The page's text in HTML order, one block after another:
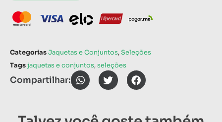
CategoriasJaquetas e Conjuntos,Seleções
Tagsjaquetas e conjuntos,seleções
Compartilhar: